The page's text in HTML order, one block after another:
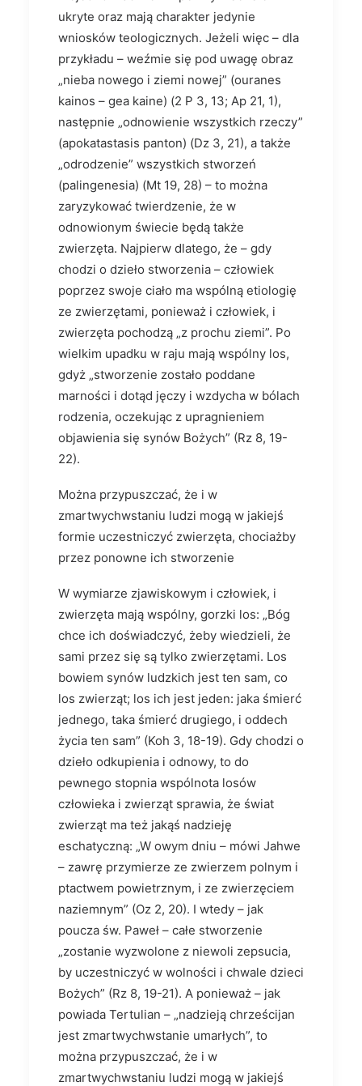
ukryte oraz mają charakter jedynie
wniosków teologicznych. Jeżeli więc – dla
przykładu – weźmie się pod uwagę obraz
„nieba nowego i ziemi nowej” (ouranes
kainos – gea kaine) (2 P 3, 13; Ap 21, 1),
następnie „odnowienie wszystkich rzeczy”
(apokatastasis panton) (Dz 3, 21), a także
„odrodzenie” wszystkich stworzeń
(palingenesia) (Mt 19, 28) – to można
zaryzykować twierdzenie, że w
odnowionym świecie będą także
zwierzęta. Najpierw dlatego, że – gdy
chodzi o dzieło stworzenia – człowiek
poprzez swoje ciało ma wspólną etiologię
ze zwierzętami, ponieważ i człowiek, i
zwierzęta pochodzą „z prochu ziemi”. Po
wielkim upadku w raju mają wspólny los,
gdyż „stworzenie zostało pod­dane
marności i dotąd jęczy i wzdycha w bólach
rodzenia, oczekując z upragnieniem
objawienia się synów Bożych” (Rz 8, 19-
22).
Można przypuszczać, że i w
zmartwychwstaniu ludzi mogą w jakiejś
formie uczestniczyć zwierzęta, chociażby
przez ponowne ich stworzenie
W wymiarze zjawiskowym i człowiek, i
zwierzęta mają wspólny, gorzki los: „Bóg
chce ich doświadczyć, żeby wiedzieli, że
sami przez się są tylko zwierzętami. Los
bowiem synów ludzkich jest ten sam, co
los zwierząt; los ich jest jeden: jaka śmierć
jednego, taka śmierć drugiego, i oddech
życia ten sam” (Koh 3, 18-19). Gdy chodzi o
dzieło odkupienia i odnowy, to do
pewnego stopnia wspólnota losów
człowieka i zwierząt sprawia, że świat
zwierząt ma też jakąś nadzieję
eschatyczną: „W owym dniu – mówi Jahwe
– zawrę przymierze ze zwierzem polnym i
ptactwem powietrznym, i ze zwierzęciem
naziemnym” (Oz 2, 20). I wtedy – jak
poucza św. Paweł – całe stworzenie
„zostanie wyzwolone z niewoli zepsucia,
by uczestniczyć w wolności i chwale dzieci
Bożych” (Rz 8, 19-21). A ponieważ – jak
powiada Tertulian – „nadzieją chrześcijan
jest zmartwychwstanie umarłych”, to
można przypuszczać, że i w
zmartwychwstaniu ludzi mogą w jakiejś